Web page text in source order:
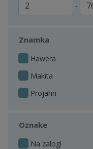
-
Znamka
Hawera
Makita
Projahn
Oznake
Na zalogi